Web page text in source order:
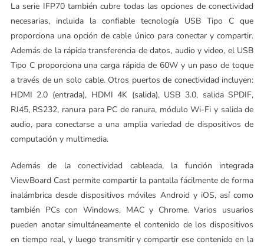
La serie IFP70 también cubre todas las opciones de conectividad
necesarias, incluida la confiable tecnología USB Tipo C que
proporciona una opción de cable único para conectar y compartir.
Además de la rápida transferencia de datos, audio y video, el USB
Tipo C proporciona una carga rápida de 60W y un paso de toque
a través de un solo cable. Otros puertos de conectividad incluyen:
HDMI 2.0 (entrada), HDMI 4K (salida), USB 3.0, salida SPDIF,
RJ45, RS232, ranura para PC de ranura, módulo Wi-Fi y salida de
audio, para conectarse a una amplia variedad de dispositivos de
computación y multimedia.
Además de la conectividad cableada, la función integrada
ViewBoard Cast permite compartir la pantalla fácilmente de forma
inalámbrica desde dispositivos móviles Android y iOS, así como
también PCs con Windows, MAC y Chrome. Varios usuarios
pueden anotar simultáneamente el contenido de los dispositivos
en tiempo real, y luego transmitir y compartir ese contenido en la